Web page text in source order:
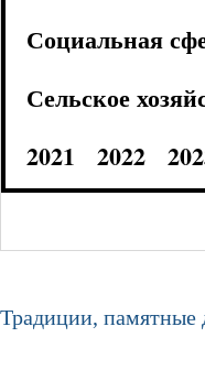
Социальная
Сельское
2021
2022
Традиции,